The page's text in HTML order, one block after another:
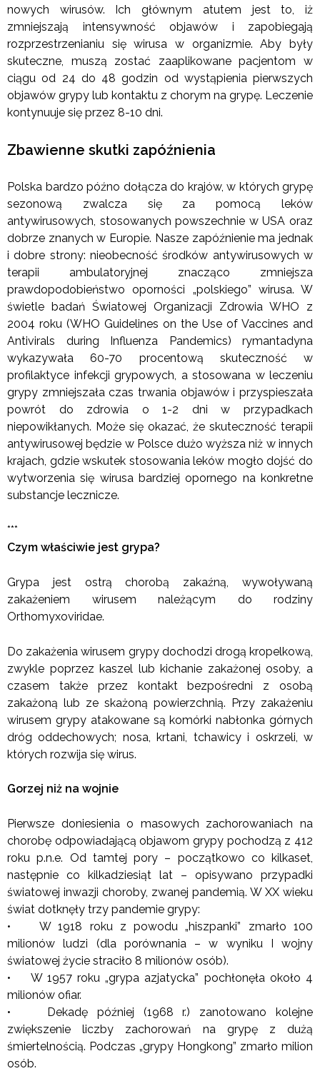
nowych wirusów. Ich głównym atutem jest to, iż
zmniejszają intensywność objawów i zapobiegają
rozprzestrzenianiu się wirusa w organizmie. Aby były
skuteczne, muszą zostać zaaplikowane pacjentom w
ciągu od 24 do 48 godzin od wystąpienia pierwszych
objawów grypy lub kontaktu z chorym na grypę. Leczenie
kontynuuje się przez 8-10 dni.
Zbawienne skutki zapóźnienia
Polska bardzo późno dołącza do krajów, w których grypę
sezonową zwalcza się za pomocą leków
antywirusowych, stosowanych powszechnie w USA oraz
dobrze znanych w Europie. Nasze zapóźnienie ma jednak
i dobre strony: nieobecność środków antywirusowych w
terapii ambulatoryjnej znacząco zmniejsza
prawdopodobieństwo oporności „polskiego” wirusa. W
świetle badań Światowej Organizacji Zdrowia WHO z
2004 roku (WHO Guidelines on the Use of Vaccines and
Antivirals during Influenza Pandemics) rymantadyna
wykazywała 60-70 procentową skuteczność w
profilaktyce infekcji grypowych, a stosowana w leczeniu
grypy zmniejszała czas trwania objawów i przyspieszała
powrót do zdrowia o 1-2 dni w przypadkach
niepowikłanych. Może się okazać, że skuteczność terapii
antywirusowej będzie w Polsce dużo wyższa niż w innych
krajach, gdzie wskutek stosowania leków mogło dojść do
wytworzenia się wirusa bardziej opornego na konkretne
substancje lecznicze.
***
Czym właściwie jest grypa?
Grypa jest ostrą chorobą zakaźną, wywoływaną
zakażeniem wirusem należącym do rodziny
Orthomyxoviridae.
Do zakażenia wirusem grypy dochodzi drogą kropelkową,
zwykle poprzez kaszel lub kichanie zakażonej osoby, a
czasem także przez kontakt bezpośredni z osobą
zakażoną lub ze skażoną powierzchnią. Przy zakażeniu
wirusem grypy atakowane są komórki nabłonka górnych
dróg oddechowych; nosa, krtani, tchawicy i oskrzeli, w
których rozwija się wirus.
Gorzej niż na wojnie
Pierwsze doniesienia o masowych zachorowaniach na
chorobę odpowiadającą objawom grypy pochodzą z 412
roku p.n.e. Od tamtej pory – początkowo co kilkaset,
następnie co kilkadziesiąt lat – opisywano przypadki
światowej inwazji choroby, zwanej pandemią. W XX wieku
świat dotknęły trzy pandemie grypy:
• W 1918 roku z powodu „hiszpanki” zmarło 100
milionów ludzi (dla porównania – w wyniku I wojny
światowej życie straciło 8 milionów osób).
• W 1957 roku „grypa azjatycka” pochłonęła około 4
milionów ofiar.
• Dekadę później (1968 r.) zanotowano kolejne
zwiększenie liczby zachorowań na grypę z dużą
śmiertelnością. Podczas „grypy Hongkong” zmarło milion
osób.